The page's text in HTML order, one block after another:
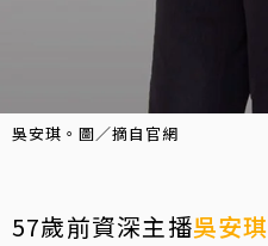
吳安琪。圖／摘自官網
57歲前資深主播吳安琪